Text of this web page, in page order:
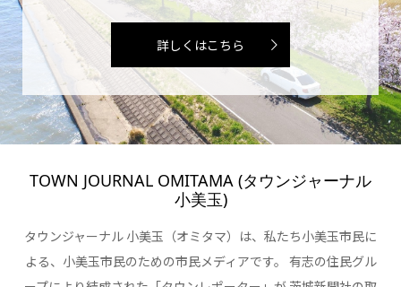
詳しくはこちら
TOWN JOURNAL OMITAMA (タウンジャーナル
小美玉)
タウンジャーナル 小美玉（オミタマ）は、私たち小美玉市民に
よる、小美玉市民のための市民メディアです。 有志の住民グル